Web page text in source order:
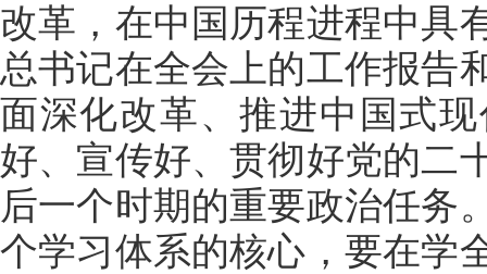
改革，在中国历程进程中具
总书记在全会上的工作报告
面深化改革、推进中国式
好、宣传好、贯彻好党的二
后一个时期的重要政治任务
个学习体系的核心，要在学